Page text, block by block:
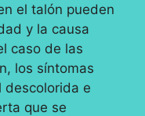
el talón pueden
y la causa
caso de las
los síntomas
descolorida e
que se